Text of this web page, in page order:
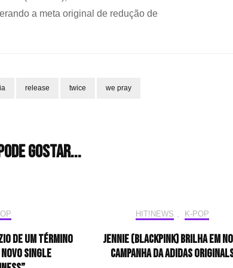
a meta original de redução de
release twice we pray
gostar...
de um término
novo single
HIT!NEWS , K-POP
JENNIE (BLACKPINK) brilha em
campanha da adidas